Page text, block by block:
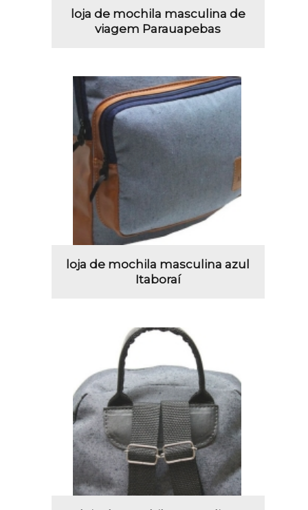
loja de mochila masculina de
viagem Parauapebas
loja de mochila masculina azul
Itaboraí